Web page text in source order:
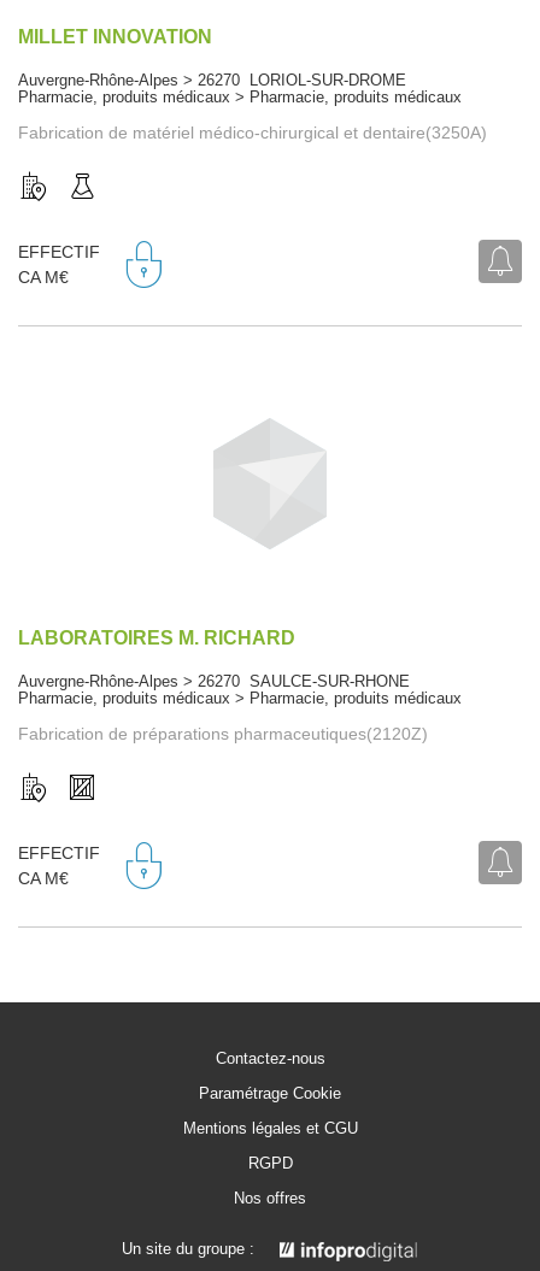
MILLET INNOVATION
Auvergne-Rhône-Alpes > 26270 LORIOL-SUR-DROME
Pharmacie, produits médicaux > Pharmacie, produits médicaux
Fabrication de matériel médico-chirurgical et dentaire(3250A)
EFFECTIF
CA M€
LABORATOIRES M. RICHARD
Auvergne-Rhône-Alpes > 26270 SAULCE-SUR-RHONE
Pharmacie, produits médicaux > Pharmacie, produits médicaux
Fabrication de préparations pharmaceutiques(2120Z)
EFFECTIF
CA M€
Contactez-nous
Paramétrage Cookie
Mentions légales et CGU
RGPD
Nos offres
Un site du groupe :